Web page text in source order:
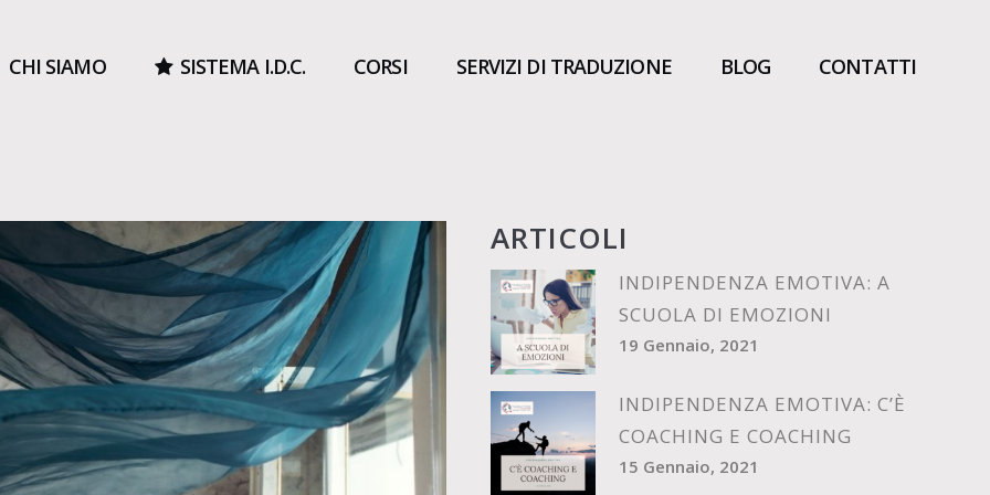
CHI SIAMO SISTEMA I.D.C. CORSI SERVIZI DI TRADUZIONE BLOG CONTATTI
ARTICOLI
INDIPENDENZA EMOTIVA: A
SCUOLA DI EMOZIONI
19 Gennaio, 2021
INDIPENDENZA EMOTIVA: C’È
COACHING E COACHING
15 Gennaio, 2021